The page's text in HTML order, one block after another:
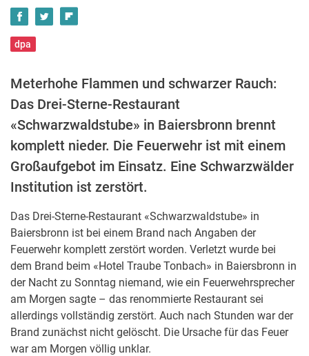
dpa
Meterhohe Flammen und schwarzer Rauch:
Das Drei-Sterne-Restaurant
«Schwarzwaldstube» in Baiersbronn brennt
komplett nieder. Die Feuerwehr ist mit einem
Großaufgebot im Einsatz. Eine Schwarzwälder
Institution ist zerstört.
Das Drei-Sterne-Restaurant «Schwarzwaldstube» in
Baiersbronn ist bei einem Brand nach Angaben der
Feuerwehr komplett zerstört worden. Verletzt wurde bei
dem Brand beim «Hotel Traube Tonbach» in Baiersbronn in
der Nacht zu Sonntag niemand, wie ein Feuerwehrsprecher
am Morgen sagte – das renommierte Restaurant sei
allerdings vollständig zerstört. Auch nach Stunden war der
Brand zunächst nicht gelöscht. Die Ursache für das Feuer
war am Morgen völlig unklar.